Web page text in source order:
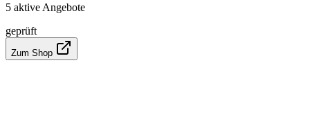
5 aktive Angebote
geprüft
Zum Shop